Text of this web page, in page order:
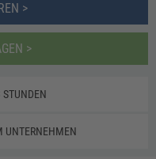
>
>
STUNDEN
UNTERNEHMEN